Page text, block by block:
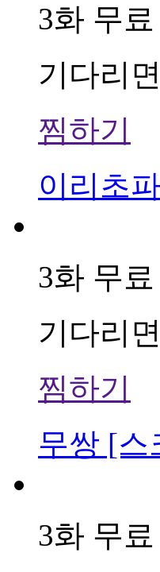
3화 무료
기다리
찜하기
이리초
3화 무료
기다리
찜하기
무쌍 [스
3화 무료